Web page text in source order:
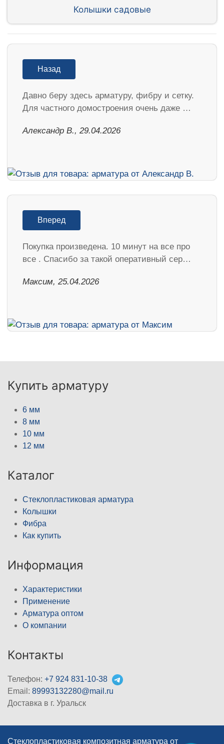
Колышки садовые
Назад
Давно беру здесь арматуру, фибру и сетку.
Для частного домостроения очень даже …
Александр В., 29.04.2026
Вперед
Покупка произведена. 10 минут на все про
все . Спасибо за такой оперативный сер…
Максим, 25.04.2026
Купить арматуру
6 мм
8 мм
10 мм
12 мм
Каталог
Стеклопластиковая арматура
Колышки
Фибра
Как купить
Информация
Характеристики
Применение
Арматура оптом
О компании
Контакты
Телефон: +7 924 831-10-38
Email: 89993132280@mail.ru
Доставка в г. Уральск
Стеклопластиковая композитная арматура от